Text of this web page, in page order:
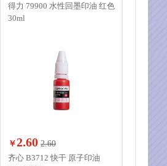
得力 79900 水性回墨印油 红色
30ml
￥2.60 2.60
齐心 B3712 快干 原子印油